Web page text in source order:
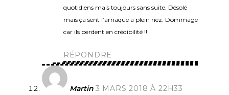
quotidiens mais toujours sans suite. Désolé
mais ça sent l’arnaque à plein nez. Dommage
car ils perdent en crédibilité !!
RÉPONDRE
Martin 3 MARS 2018 À 22H33